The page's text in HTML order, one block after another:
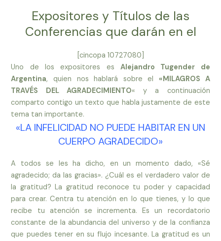
Expositores y Títulos de las
Conferencias que darán en el
[cincopa 10727080]
Uno de los expositores es Alejandro Tugender de
Argentina, quien nos hablará sobre el «MILAGROS A
TRAVÉS DEL AGRADECIMIENTO«
y a continuación
comparto contigo un texto que habla justamente de este
tema tan importante.
«LA INFELICIDAD NO PUEDE HABITAR EN UN
CUERPO AGRADECIDO»
A todos se les ha dicho, en un momento dado, «Sé
agradecido; da las gracias». ¿Cuál es el verdadero valor de
la gratitud? La gratitud reconoce tu poder y capacidad
para crear. Centra tu atención en lo que tienes, y lo que
recibe tu atención se incrementa. Es un recordatorio
constante de la abundancia del universo y de la confianza
que puedes tener en su flujo incesante. La gratitud es un